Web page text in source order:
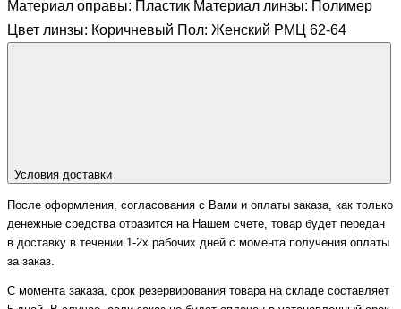
Материал оправы: Пластик Материал линзы: Полимер
Цвет линзы: Коричневый Пол: Женский РМЦ 62-64
Условия доставки
После оформления, согласования с Вами и оплаты заказа, как только
денежные средства отразится на Нашем счете, товар будет передан
в доставку в течении 1-2х рабочих дней с момента получения оплаты
за заказ.
С момента заказа, срок резервирования товара на складе составляет